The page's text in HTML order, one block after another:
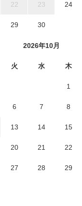
22 23 24
29 30
2026年10月
火 水 木
1
6 7 8
13 14 15
20 21 22
27 28 29